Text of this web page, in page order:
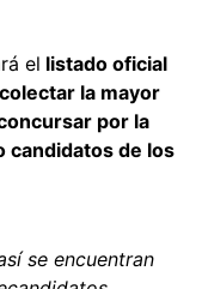
el listado oficial
la mayor
por la
candidatos de los
se encuentran